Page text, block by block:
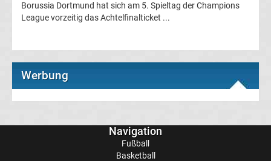
&
der
Borussia Dortmund hat sich am 5. Spieltag der Champions
League vorzeitig das Achtelfinalticket ...
Werbung
Navigation
Fußball
Basketball